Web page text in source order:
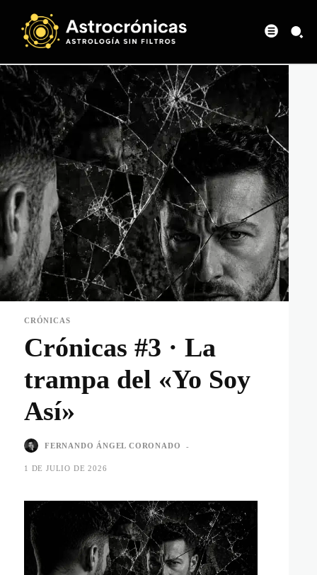
CRÓNICAS
Crónicas #3 · La
trampa del «Yo Soy
Así»
FERNANDO ÁNGEL CORONADO -
1 DE JULIO DE 2026